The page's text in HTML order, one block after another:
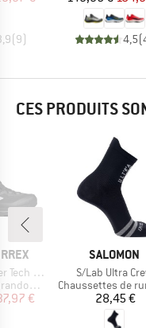
(9) 4,5(
CES PRODUITS
GTX
réduit
€
MARQUE
SALOMON
Article
S/Lab Ultra
Product group
Chaussettes de
Prix
28,45 €